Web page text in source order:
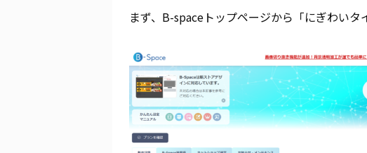
まず、B-spaceトップページから「にぎわいタ